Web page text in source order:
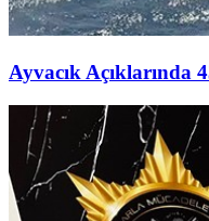
Ayvacık Açıklarında